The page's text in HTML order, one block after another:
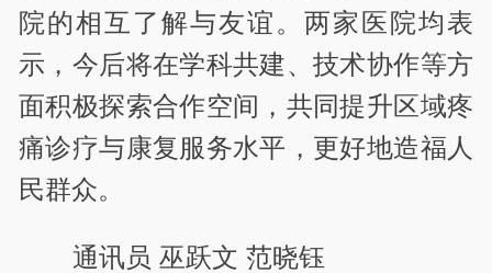
院的相互了解与友谊。两家医院均表
示，今后将在学科共建、技术协作等方
面积极探索合作空间，共同提升区域疼
痛诊疗与康复服务水平，更好地造福人
民群众。
通讯员 巫跃文 范晓钰